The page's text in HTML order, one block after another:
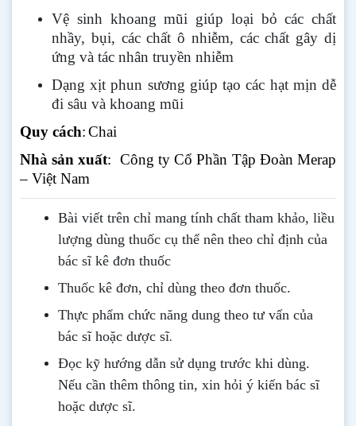
Vệ sinh khoang mũi giúp loại bỏ các chất
nhầy, bụi, các chất ô nhiễm, các chất gây dị
ứng và tác nhân truyền nhiễm
Dạng xịt phun sương giúp tạo các hạt mịn dễ
đi sâu và khoang mũi
Quy cách:Chai
Nhà sản xuất: Công ty Cổ Phần Tập Đoàn Merap
– Việt Nam
Bài viết trên chỉ mang tính chất tham khảo, liều
lượng dùng thuốc cụ thể nên theo chỉ định của
bác sĩ kê đơn thuốc
Thuốc kê đơn, chỉ dùng theo đơn thuốc.
Thực phẩm chức năng dung theo tư vấn của
bác sĩ hoặc dược sĩ.
Đọc kỹ hướng dẫn sử dụng trước khi dùng.
Nếu cần thêm thông tin, xin hỏi ý kiến bác sĩ
hoặc dược sĩ.